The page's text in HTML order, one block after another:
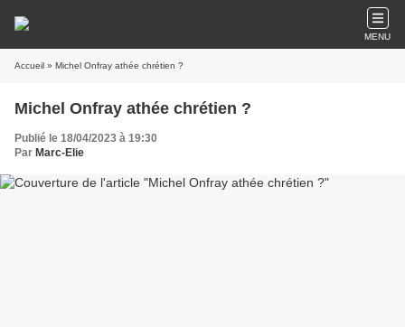
MENU
Accueil » Michel Onfray athée chrétien ?
Michel Onfray athée chrétien ?
Publié le 18/04/2023 à 19:30
Par Marc-Elie